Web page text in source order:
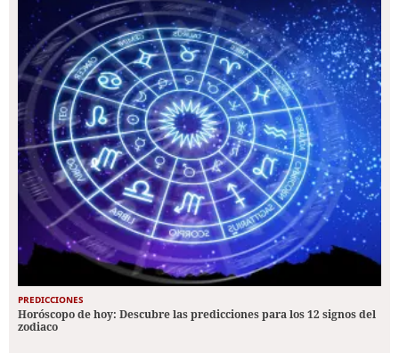
PREDICCIONES
Horóscopo de hoy: Descubre las predicciones para los 12 signos del
zodiaco